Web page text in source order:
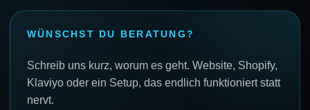
WÜNSCHST DU BERATUNG?
Schreib uns kurz, worum es geht. Website, Shopify,
Klaviyo oder ein Setup, das endlich funktioniert statt
nervt.